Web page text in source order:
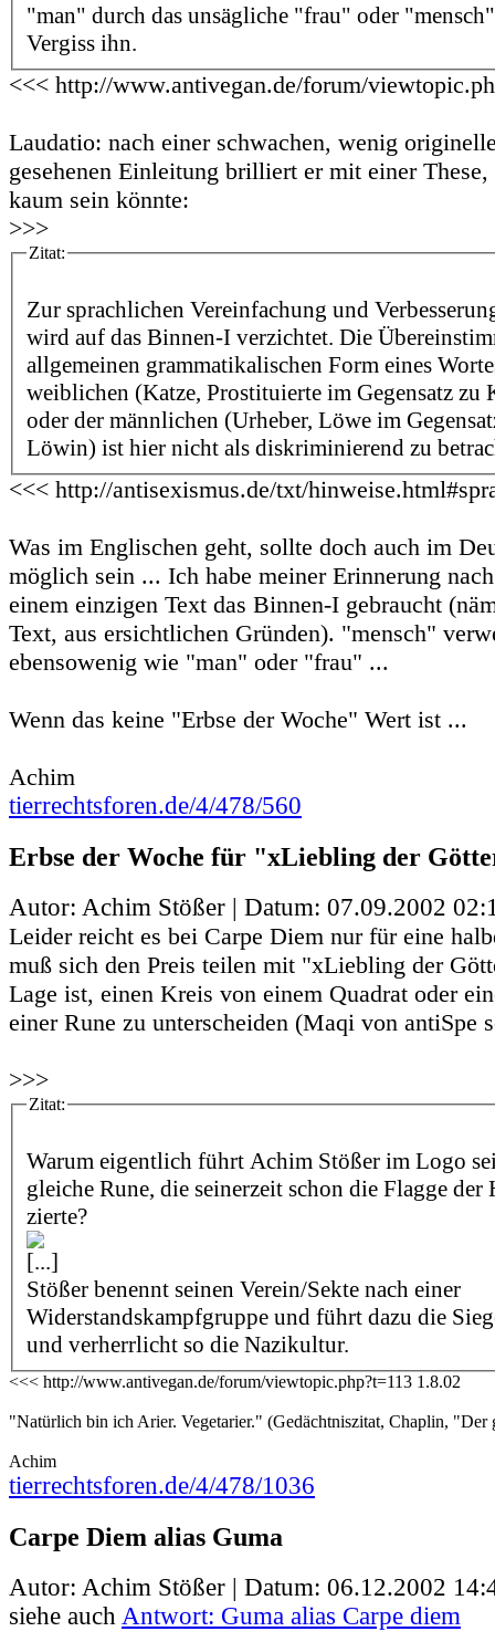
"man" durch das unsägliche "frau" oder
Vergiss ihn.
<<< http://www.antivegan.de/forum/
Laudatio: nach einer schwachen, wenig
gesehenen Einleitung brilliert er mit einer
kaum sein könnte:
>>>
Zitat:
Zur sprachlichen Vereinfachung und
wird auf das Binnen-I verzichtet. Die
allgemeinen grammatikalischen Form eines
weiblichen (Katze, Prostituierte im Gegensatz zu
oder der männlichen (Urheber, Löwe im
Löwin) ist hier nicht als diskriminierend zu
<<< http://antisexismus.de/txt/
Was im Englischen geht, sollte doch auch im
möglich sein ... Ich habe meiner Erinnerung
einem einzigen Text das Binnen-I gebraucht
Text, aus ersichtlichen Gründen). "mensch"
ebensowenig wie "man" oder "frau" ...
Wenn das keine "Erbse der Woche" Wert ist ...
Achim
tierrechtsforen.de/4/478/560
Erbse der Woche für "xLiebling der
Autor: Achim Stößer | Datum: 07.09.2002
Leider reicht es bei Carpe Diem nur für eine
muß sich den Preis teilen mit "xLiebling der
Lage ist, einen Kreis von einem Quadrat oder
einer Rune zu unterscheiden (Maqi von antiSpe
>>>
Zitat:
Warum eigentlich führt Achim Stößer im Logo
gleiche Rune, die seinerzeit schon die Flagge der
zierte?
[...]
Stößer benennt seinen Verein/Sekte nach einer
Widerstandskampfgruppe und führt dazu die
und verherrlicht so die Nazikultur.
<<< http://www.antivegan.de/forum/viewtopic.php?t=113 1.8.02
"Natürlich bin ich Arier. Vegetarier." (Gedächtniszitat, Chaplin, "Der
Achim
tierrechtsforen.de/4/478/1036
Carpe Diem alias Guma
Autor: Achim Stößer | Datum: 06.12.2002
siehe auch Antwort: Guma alias Carpe diem